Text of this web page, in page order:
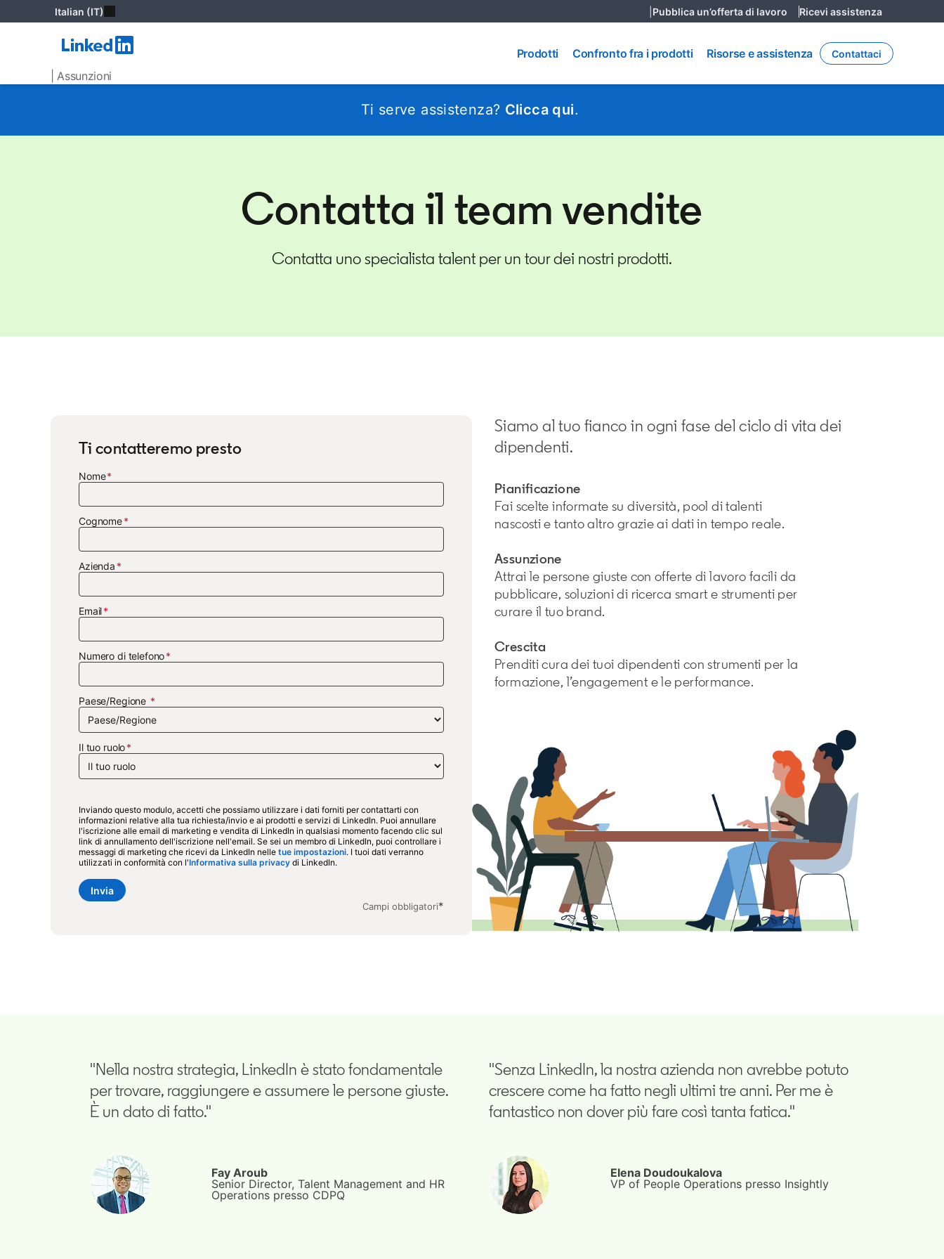
Italian (IT) Pubblica un’offerta di lavoro opens in a new tab
Ricevi assistenza
| Assunzioni
Prodotti
Prodotti
fra i
Confronto fra i prodotti
Risorse e
assistenza
Risorse e assistenza Contattaci
Ti serve assistenza? Clicca qui.
Contatta il team vendite
Contatta uno specialista talent per un tour dei nostri prodotti.
Ti contatteremo presto
Nome
Cognome
Azienda
Email
Numero di telefono
Paese/Regione
Il tuo ruolo
Inviando questo modulo, accetti che possiamo utilizzare i dati forniti per contattarti con
informazioni relative alla tua richiesta/invio e ai prodotti e servizi di LinkedIn. Puoi annullare
l'iscrizione alle email di marketing e vendita di LinkedIn in qualsiasi momento facendo clic sul
link di annullamento dell'iscrizione nell'email. Se sei un membro di LinkedIn, puoi controllare i
messaggi di marketing che ricevi da LinkedIn nelle tue impostazioniopens in a new tab
. I tuoi dati verranno
utilizzati in conformità con l'Informativa sulla privacy opens in a new tab
di LinkedIn.
Campi obbligatori*
Invia
Siamo al tuo fianco in ogni fase del ciclo di vita dei
dipendenti.
Pianificazione
Fai scelte informate su diversità, pool di talenti
nascosti e tanto altro grazie ai dati in tempo reale.
Assunzione
Attrai le persone giuste con offerte di lavoro facili da
pubblicare, soluzioni di ricerca smart e strumenti per
curare il tuo brand.
Crescita
Prenditi cura dei tuoi dipendenti con strumenti per la
formazione, l’engagement e le performance.
"Nella nostra strategia, LinkedIn è stato fondamentale
per trovare, raggiungere e assumere le persone giuste.
È un dato di fatto."
Fay Aroub
Senior Director, Talent Management and HR
Operations presso CDPQ
"Senza LinkedIn, la nostra azienda non avrebbe potuto
crescere come ha fatto negli ultimi tre anni. Per me è
fantastico non dover più fare così tanta fatica."
Elena Doudoukalova
VP of People Operations presso Insightly